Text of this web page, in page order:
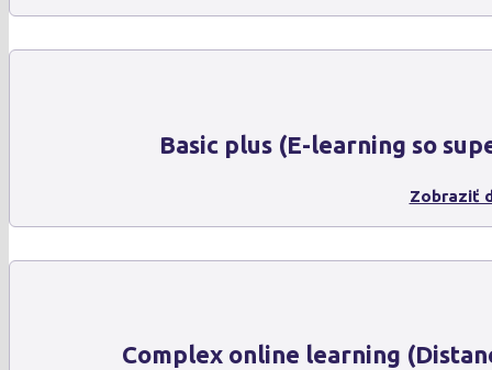
Basic plus (E-learning so
Zobraziť
Complex online learning